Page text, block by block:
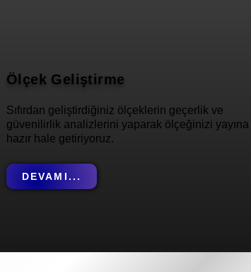
Ölçek Geliştirme
Sıfırdan geliştirdiğiniz ölçeklerin geçerlik ve
güvenilirlik analizlerini yaparak ölçeğinizi yayına
hazır hale getiriyoruz.
DEVAMI...